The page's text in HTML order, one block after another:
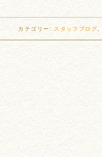
カテゴリー: スタッフブログ